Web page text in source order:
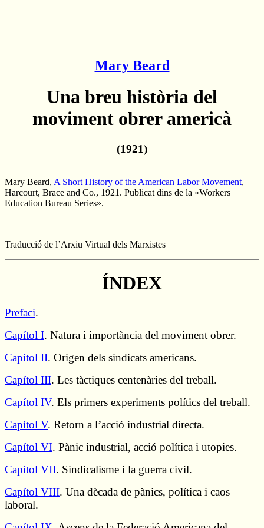
Mary Beard
Una breu història del
moviment obrer americà
(1921)
Mary Beard, A Short History of the American Labor Movement,
Harcourt, Brace and Co., 1921. Publicat dins de la «Workers
Education Bureau Series».
Traducció de l’Arxiu Virtual dels Marxistes
ÍNDEX
Prefaci.
Capítol I. Natura i importància del moviment obrer.
Capítol II. Origen dels sindicats americans.
Capítol III. Les tàctiques centenàries del treball.
Capítol IV. Els primers experiments polítics del treball.
Capítol V. Retorn a l’acció industrial directa.
Capítol VI. Pànic industrial, acció política i utopies.
Capítol VII. Sindicalisme i la guerra civil.
Capítol VIII. Una dècada de pànics, política i caos
laboral.